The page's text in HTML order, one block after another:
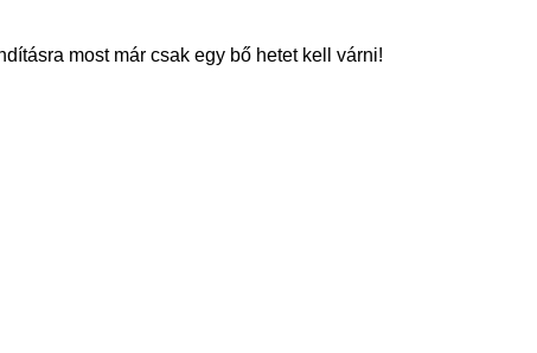
most már csak egy bő hetet kell várni!